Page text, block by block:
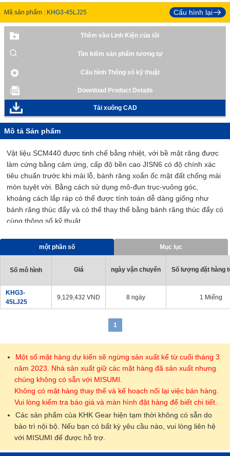
Mã sản phẩm : KHG3-45LJ25 Cấu hình lại
Thêm vào Linh Kiện của tôi
Tìm kiếm sản phẩm tương tự
Cấu hình Thông số kỹ thuật
Download Product Details
Tải xuống CAD
Mô tả Sản phẩm
Vật liệu SCM440 được tinh chế bằng nhiệt, với bề mặt răng được
làm cứng bằng cảm ứng, cấp độ bền cao JISN6 có độ chính xác
tiêu chuẩn trước khi mài lỗ, bánh răng xoắn ốc mặt đất chống mài
mòn tuyệt vời. Bằng cách sử dụng mô-đun trục-vuông góc,
khoảng cách lắp ráp có thể được tính toán dễ dàng giống như
bánh răng thúc đẩy và có thể thay thế bằng bánh răng thúc đẩy có
cùng thông số kỹ thuật.
một phần số Mục lục
Số mô hình Giá ngày vận chuyển Số lượng đặt hàng
KHG3-
45LJ25
9,129,432 VND 8 ngày 1 Miếng
1
Một số mặt hàng dự kiến sẽ ngừng sản xuất kể từ cuối tháng 3
năm 2023. Nhà sản xuất giữ các mặt hàng đã sản xuất nhưng
chúng không có sẵn với MISUMI.
Không có mặt hàng thay thế và kế hoạch nối lại việc bán hàng.
Vui lòng kiểm tra báo giá và màn hình đặt hàng để biết chi tiết.
Các sản phẩm của KHK Gear hiện tạm thời không có sẵn do
bảo trì nội bộ. Nếu bạn có bất kỳ yêu cầu nào, vui lòng liên hệ
với MISUMI để được hỗ trợ.